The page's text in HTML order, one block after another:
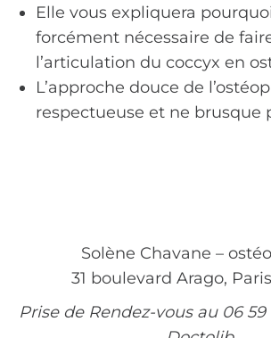
Elle vous expliquera
forcément nécessaire de
l’articulation du coccyx en
L’approche douce de
respectueuse et ne brusque
Solène Chavane –
31 boulevard Arago,
Prise de Rendez-vous au 06 59